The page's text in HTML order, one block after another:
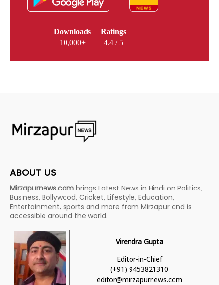
Downloads
10,000+
Ratings
4.4 / 5
ABOUT US
Mirzapurnews.com brings Latest News in Hindi on Politics,
Business, Bollywood, Cricket, Lifestyle, Education,
Entertainment, sports and more from Mirzapur and is
accessible around the world.
Virendra Gupta
Editor-in-Chief
(+91) 9453821310
editor@mirzapurnews.com